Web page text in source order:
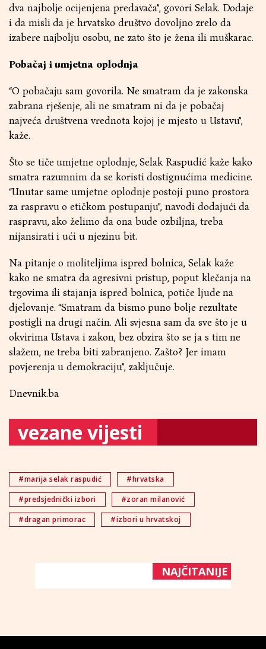
dva najbolje ocijenjena predavača”, govori Selak. Dodaje
i da misli da je hrvatsko društvo dovoljno zrelo da
izabere najbolju osobu, ne zato što je žena ili muškarac.
Pobačaj i umjetna oplodnja
“O pobačaju sam govorila. Ne smatram da je zakonska
zabrana rješenje, ali ne smatram ni da je pobačaj
najveća društvena vrednota kojoj je mjesto u Ustavu”,
kaže.
Što se tiče umjetne oplodnje, Selak Raspudić kaže kako
smatra razumnim da se koristi dostignućima medicine.
“Unutar same umjetne oplodnje postoji puno prostora
za raspravu o etičkom postupanju”, navodi dodajući da
raspravu, ako želimo da ona bude ozbiljna, treba
nijansirati i ući u njezinu bit.
Na pitanje o moliteljima ispred bolnica, Selak kaže
kako ne smatra da agresivni pristup, poput klečanja na
trgovima ili stajanja ispred bolnica, potiče ljude na
djelovanje. “Smatram da bismo puno bolje rezultate
postigli na drugi način. Ali svjesna sam da sve što je u
okvirima Ustava i zakon, bez obzira što se ja s tim ne
slažem, ne treba biti zabranjeno. Zašto? Jer imam
povjerenja u demokraciju”, zaključuje.
Dnevnik.ba
vezane vijesti
#marija selak raspudić
#hrvatska
#predsjednički izbori
#zoran milanović
#dragan primorac
#izbori u hrvatskoj
NAJČITANIJE